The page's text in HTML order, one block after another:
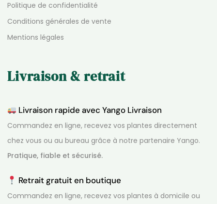
Politique de confidentialité
Conditions générales de vente
Mentions légales
Livraison & retrait
Livraison rapide avec Yango Livraison
Commandez en ligne, recevez vos plantes directement
chez vous ou au bureau grâce à notre partenaire Yango.
Pratique, fiable et sécurisé.
Retrait gratuit en boutique
Commandez en ligne, recevez vos plantes à domicile ou